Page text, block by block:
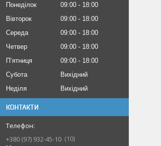
Понеділок 09:00
18:00
Вівторок
09:00
18:00
Середа
09:00
18:00
Четвер
09:00
18:00
Пʼятниця
09:00
18:00
Субота
Вихідний
Неділя
Вихідний
КОНТАКТИ
+380 (97) 932-45-10
10